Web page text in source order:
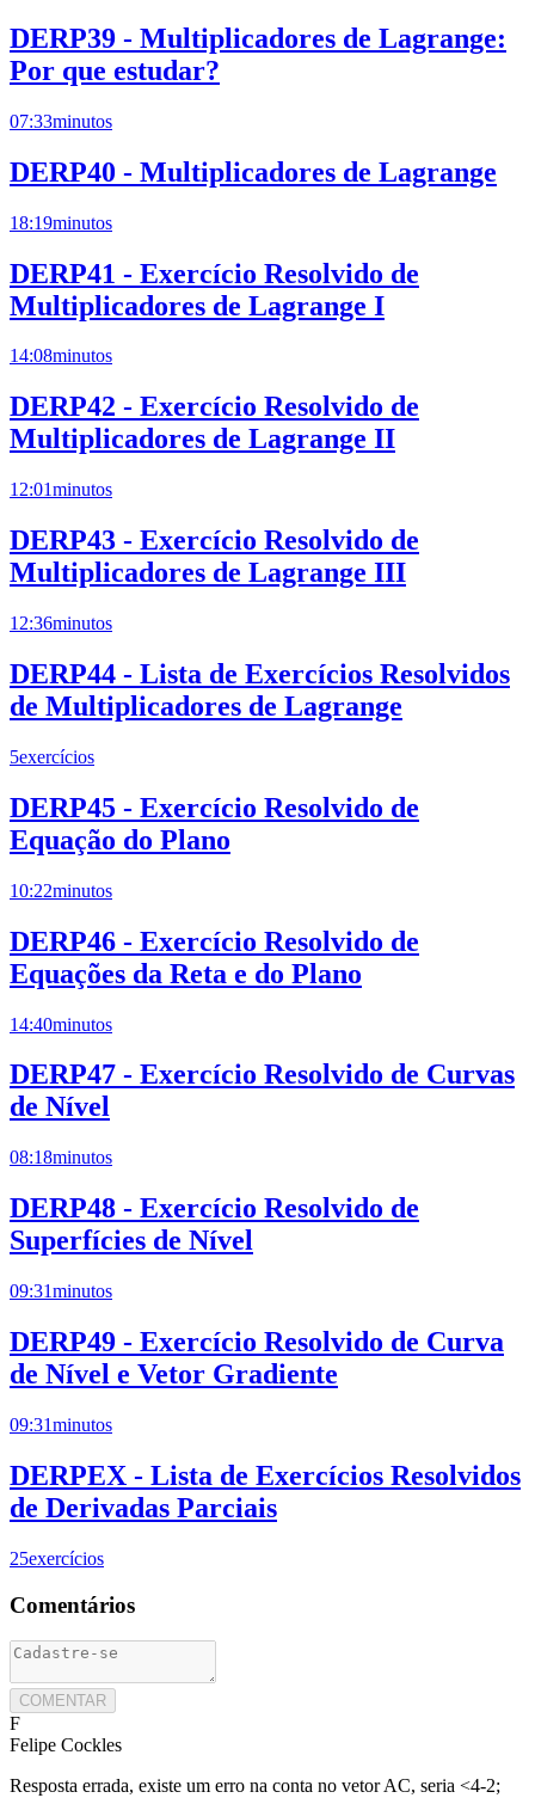
DERP39 - Multiplicadores de Lagrange:
Por que estudar?
07:33minutos
DERP40 - Multiplicadores de Lagrange
18:19minutos
DERP41 - Exercício Resolvido de
Multiplicadores de Lagrange I
14:08minutos
DERP42 - Exercício Resolvido de
Multiplicadores de Lagrange II
12:01minutos
DERP43 - Exercício Resolvido de
Multiplicadores de Lagrange III
12:36minutos
DERP44 - Lista de Exercícios Resolvidos
de Multiplicadores de Lagrange
5exercícios
DERP45 - Exercício Resolvido de
Equação do Plano
10:22minutos
DERP46 - Exercício Resolvido de
Equações da Reta e do Plano
14:40minutos
DERP47 - Exercício Resolvido de Curvas
de Nível
08:18minutos
DERP48 - Exercício Resolvido de
Superfícies de Nível
09:31minutos
DERP49 - Exercício Resolvido de Curva
de Nível e Vetor Gradiente
09:31minutos
DERPEX - Lista de Exercícios Resolvidos
de Derivadas Parciais
25exercícios
Comentários
COMENTAR
F
Felipe Cockles
Resposta errada, existe um erro na conta no vetor AC, seria <4-2;